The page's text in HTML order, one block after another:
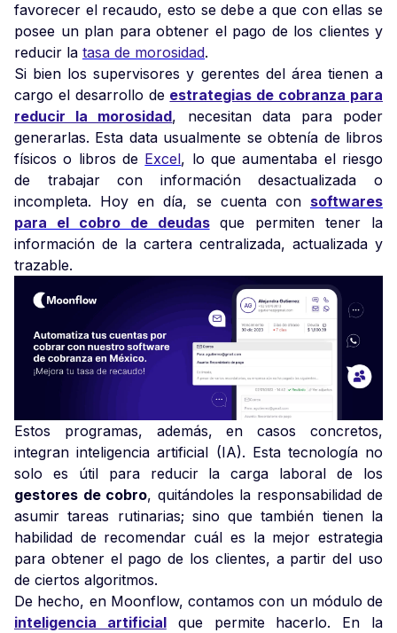
favorecer el recaudo, esto se debe a que con ellas se
posee un plan para obtener el pago de los clientes y
reducir la tasa de morosidad.
Si bien los supervisores y gerentes del área tienen a
cargo el desarrollo de estrategias de cobranza para
reducir la morosidad, necesitan data para poder
generarlas. Esta data usualmente se obtenía de libros
físicos o libros de Excel, lo que aumentaba el riesgo
de trabajar con información desactualizada o
incompleta. Hoy en día, se cuenta con softwares
para el cobro de deudasque permiten tener la
información de la cartera centralizada, actualizada y
trazable.
Estos programas, además, en casos concretos,
integran inteligencia artificial (IA). Esta tecnología no
solo es útil para reducir la carga laboral de los
gestores de cobro, quitándoles la responsabilidad de
asumir tareas rutinarias; sino que también tienen la
habilidad de recomendar cuál es la mejor estrategia
para obtener el pago de los clientes, a partir del uso
de ciertos algoritmos.
De hecho, en Moonflow, contamos con un módulo de
inteligencia artificialque permite hacerlo. En la